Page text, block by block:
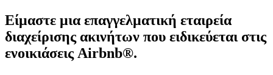
Είμαστε μια επαγγελματική εταιρεία
διαχείρισης ακινήτων που ειδικεύεται στις
ενοικιάσεις Airbnb®.